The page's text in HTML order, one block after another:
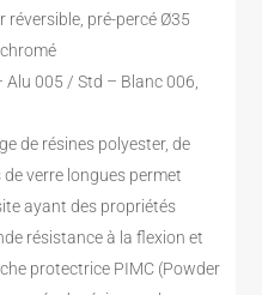
réversible, pré-percé Ø35
Alu 005 / Std – Blanc 006,
de résines polyester, de
verre longues permet
ayant des propriétés
résistance à la flexion et
protectrice PIMC (Powder